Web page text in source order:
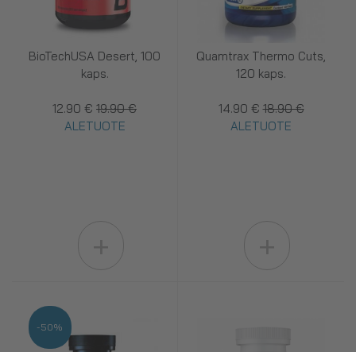
BioTechUSA Desert, 100
kaps.
12.90 € 19.90 €
ALETUOTE
Quamtrax Thermo Cuts,
120 kaps.
14.90 € 18.90 €
ALETUOTE
-50%